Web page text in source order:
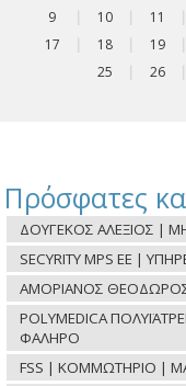
9
10 11
17
18 19
25
26
Πρόσφατες
ΔΟΥΓΕΚΟΣ ΑΛΕΞΙΟΣ |
SECYRITY MPS ΕΕ |
ΑΜΟΡΙΑΝΟΣ ΘΕΟΔΩΡΟΣ |
POLYMEDICA
ΦΑΛΗΡΟ
FSS | ΚΟΜΜΩΤΗΡΙΟ |